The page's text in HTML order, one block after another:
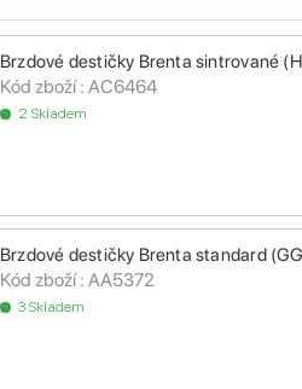
Brzdové destičky Brenta sintrované
Kód zboží : AC6464
2 Skladem
Brzdové destičky Brenta standard
Kód zboží : AA5372
3 Skladem